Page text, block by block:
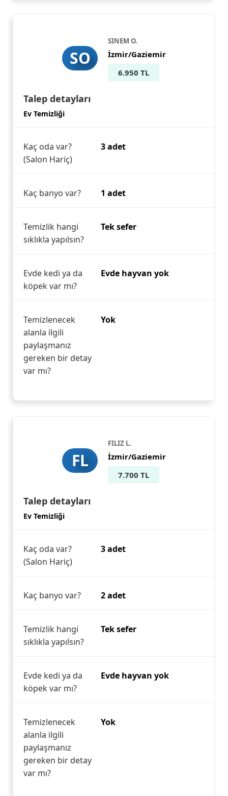
SO
SINEM O.
İzmir/Gaziemir
6.950 TL
Talep detayları
Ev Temizliği
Kaç oda var?
(Salon Hariç)
3 adet
Kaç banyo var? 1 adet
Temizlik hangi
sıklıkla yapılsın?
Tek sefer
Evde kedi ya da
köpek var mı?
Evde hayvan yok
Temizlenecek
alanla ilgili
paylaşmanız
gereken bir detay
var mı?
Yok
FL
FILIZ L.
İzmir/Gaziemir
7.700 TL
Talep detayları
Ev Temizliği
Kaç oda var?
(Salon Hariç)
3 adet
Kaç banyo var? 2 adet
Temizlik hangi
sıklıkla yapılsın?
Tek sefer
Evde kedi ya da
köpek var mı?
Evde hayvan yok
Temizlenecek
alanla ilgili
paylaşmanız
gereken bir detay
var mı?
Yok